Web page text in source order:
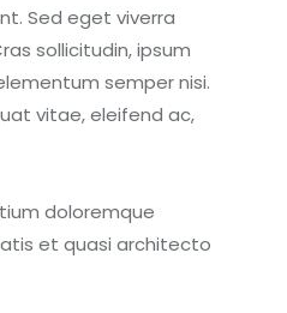
Sed eget viverra
sollicitudin, ipsum
semper nisi.
vitae, eleifend ac,
doloremque
et quasi architecto